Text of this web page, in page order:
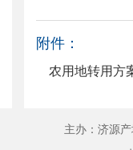
附件：
农用地转用方
主办：济源